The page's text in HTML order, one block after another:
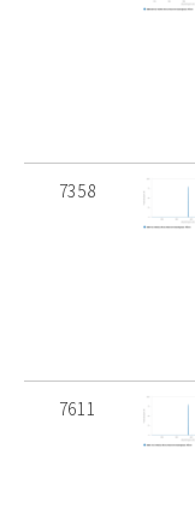
7358
7611